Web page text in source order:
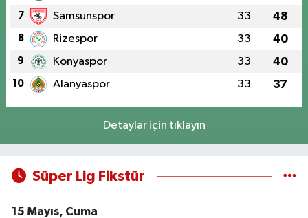
7 Samsunspor 33 48
8 Rizespor 33 40
9 Konyaspor 33 40
10 Alanyaspor 33 37
Detaylar için tıklayın
Süper Lig Fikstür
15 Mayıs, Cuma